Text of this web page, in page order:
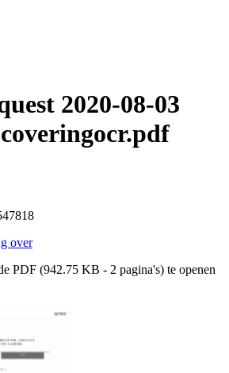
2020-08-03
over
PDF (942.75 KB - 2 pagina's) te openen